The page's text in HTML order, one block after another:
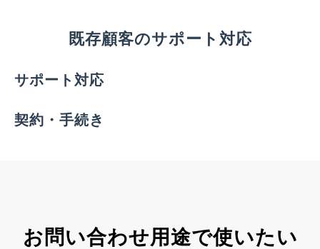
既存顧客のサポート対応
サポート対応
契約・手続き
お問い合わせ用途で使いたい